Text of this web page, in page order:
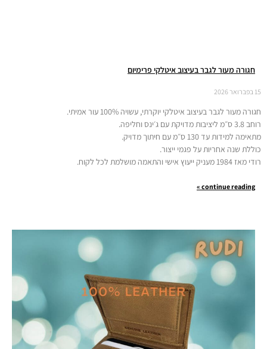
חגורה מעור לגבר בעיצוב איטלקי פרימיום
15 בפברואר 2026
חגורה מעור לגבר בעיצוב איטלקי יוקרתי, עשויה 100% עור אמיתי.
רוחב 3.8 ס״מ ליציבות מדויקת עם ג׳ינס וחליפה.
מתאימה למידות עד 130 ס״מ עם חיתוך מדויק.
כוללת שנה אחריות על פגמי ייצור.
רודי מאז 1984 מעניק ייעוץ אישי והתאמה מושלמת לכל לקוח.
continue reading »